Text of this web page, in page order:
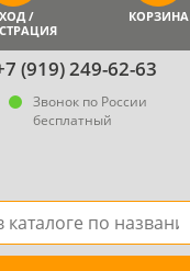
(919) 249-62-63
Звонок по России
бесплатный
/
КОРЗИНА
товара в каталоге